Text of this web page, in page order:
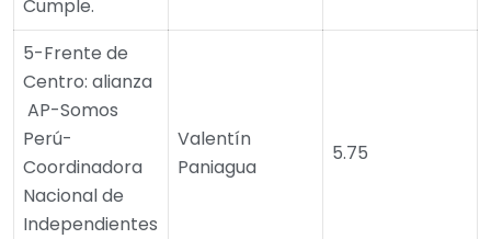
Cumple.
5-Frente de
Centro: alianza
AP-Somos
Perú-
Coordinadora
Nacional de
Independientes
Valentín
Paniagua
5.75